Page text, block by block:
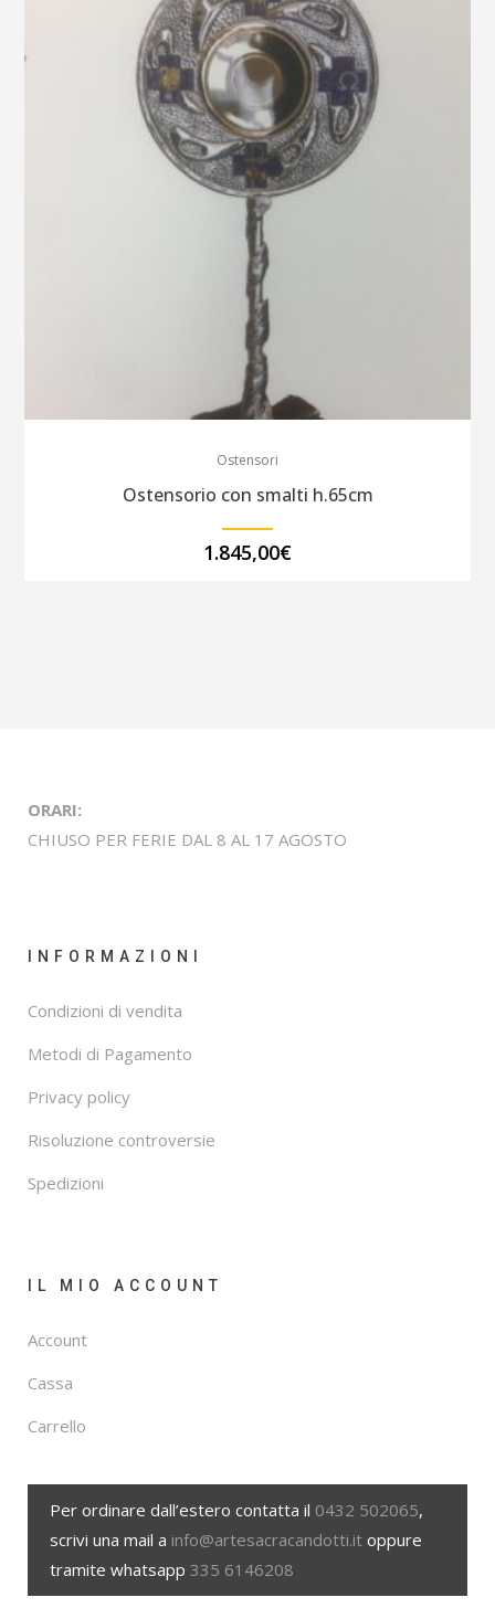
Ostensori
Ostensorio con smalti h.65cm
1.845,00€
ORARI:
CHIUSO PER FERIE DAL 8 AL 17 AGOSTO
INFORMAZIONI
Condizioni di vendita
Metodi di Pagamento
Privacy policy
Risoluzione controversie
Spedizioni
IL MIO ACCOUNT
Account
Cassa
Carrello
Per ordinare dall’estero contatta il 0432 502065,
scrivi una mail a info@artesacracandotti.it oppure
tramite whatsapp 335 6146208